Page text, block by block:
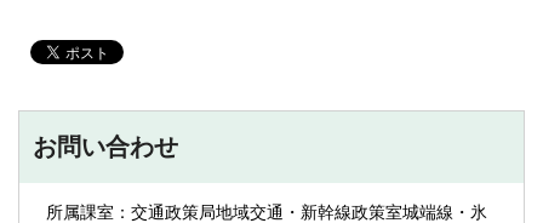
お問い合わせ
所属課室：交通政策局地域交通・新幹線政策室城端線・氷